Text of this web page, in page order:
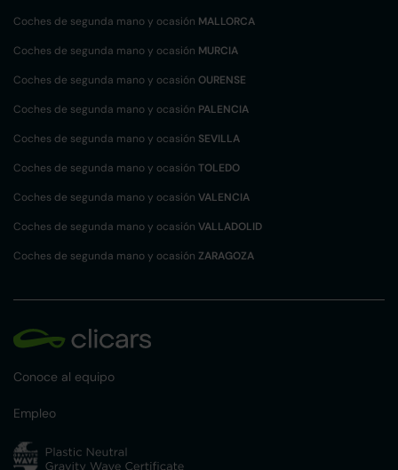
Coches de segunda mano y ocasión MALLORCA
Coches de segunda mano y ocasión MURCIA
Coches de segunda mano y ocasión OURENSE
Coches de segunda mano y ocasión PALENCIA
Coches de segunda mano y ocasión SEVILLA
Coches de segunda mano y ocasión TOLEDO
Coches de segunda mano y ocasión VALENCIA
Coches de segunda mano y ocasión VALLADOLID
Coches de segunda mano y ocasión ZARAGOZA
Conoce al equipo
Empleo